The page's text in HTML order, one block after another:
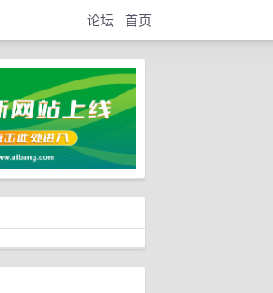
论坛 首页